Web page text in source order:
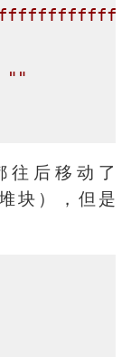
""
往后移动了
块），但是